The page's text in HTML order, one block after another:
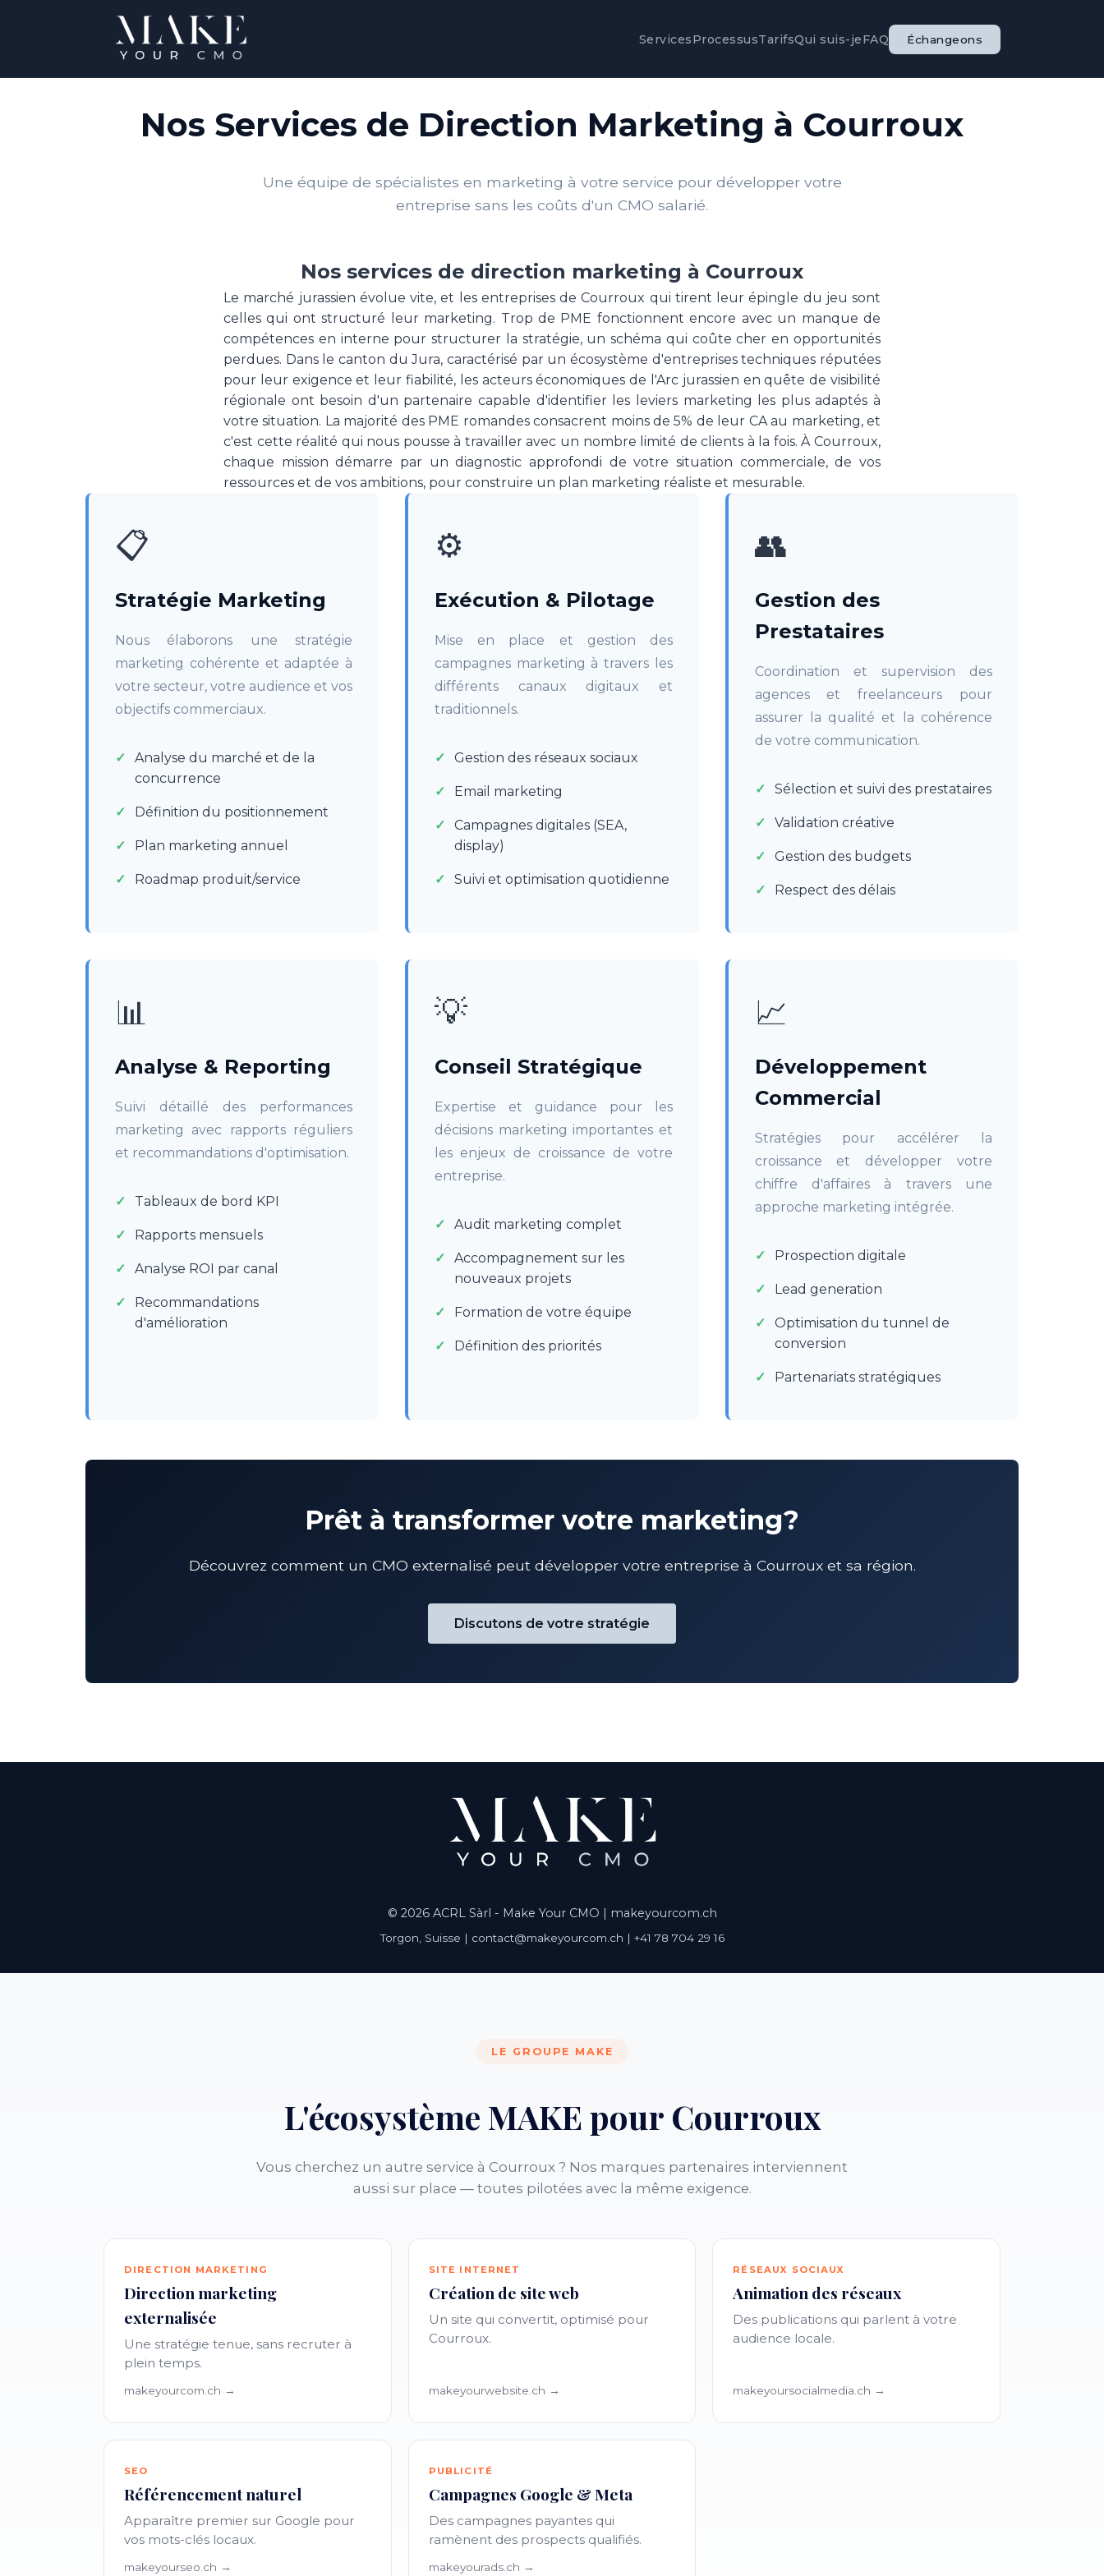
ServicesProcessusTarifsQui suis-jeFAQ Échangeons
Nos Services de Direction Marketing à Courroux
Une équipe de spécialistes en marketing à votre service pour développer votre
entreprise sans les coûts d'un CMO salarié.
Nos services de direction marketing à Courroux
Le marché jurassien évolue vite, et les entreprises de Courroux qui tirent leur épingle du jeu sont
celles qui ont structuré leur marketing. Trop de PME fonctionnent encore avec un manque de
compétences en interne pour structurer la stratégie, un schéma qui coûte cher en opportunités
perdues. Dans le canton du Jura, caractérisé par un écosystème d'entreprises techniques réputées
pour leur exigence et leur fiabilité, les acteurs économiques de l'Arc jurassien en quête de visibilité
régionale ont besoin d'un partenaire capable d'identifier les leviers marketing les plus adaptés à
votre situation. La majorité des PME romandes consacrent moins de 5% de leur CA au marketing, et
c'est cette réalité qui nous pousse à travailler avec un nombre limité de clients à la fois. À Courroux,
chaque mission démarre par un diagnostic approfondi de votre situation commerciale, de vos
ressources et de vos ambitions, pour construire un plan marketing réaliste et mesurable.
📋
Stratégie Marketing
Nous élaborons une stratégie
marketing cohérente et adaptée à
votre secteur, votre audience et vos
objectifs commerciaux.
Analyse du marché et de la
concurrence
Définition du positionnement
Plan marketing annuel
Roadmap produit/service
⚙️
Exécution & Pilotage
Mise en place et gestion des
campagnes marketing à travers les
différents canaux digitaux et
traditionnels.
Gestion des réseaux sociaux
Email marketing
Campagnes digitales (SEA,
display)
Suivi et optimisation quotidienne
👥
Gestion des
Prestataires
Coordination et supervision des
agences et freelanceurs pour
assurer la qualité et la cohérence
de votre communication.
Sélection et suivi des prestataires
Validation créative
Gestion des budgets
Respect des délais
📊
Analyse & Reporting
Suivi détaillé des performances
marketing avec rapports réguliers
et recommandations d'optimisation.
Tableaux de bord KPI
Rapports mensuels
Analyse ROI par canal
Recommandations
d'amélioration
💡
Conseil Stratégique
Expertise et guidance pour les
décisions marketing importantes et
les enjeux de croissance de votre
entreprise.
Audit marketing complet
Accompagnement sur les
nouveaux projets
Formation de votre équipe
Définition des priorités
📈
Développement
Commercial
Stratégies pour accélérer la
croissance et développer votre
chiffre d'affaires à travers une
approche marketing intégrée.
Prospection digitale
Lead generation
Optimisation du tunnel de
conversion
Partenariats stratégiques
Prêt à transformer votre marketing?
Découvrez comment un CMO externalisé peut développer votre entreprise à Courroux et sa région.
Discutons de votre stratégie
© 2026 ACRL Sàrl - Make Your CMO | makeyourcom.ch
Torgon, Suisse | contact@makeyourcom.ch | +41 78 704 29 16
LE GROUPE MAKE
L'écosystème MAKE pour Courroux
Vous cherchez un autre service à Courroux ? Nos marques partenaires interviennent
aussi sur place — toutes pilotées avec la même exigence.
DIRECTION MARKETING
Direction marketing
externalisée
Une stratégie tenue, sans recruter à
plein temps.
makeyourcom.ch →
SITE INTERNET
Création de site web
Un site qui convertit, optimisé pour
Courroux.
makeyourwebsite.ch →
RÉSEAUX SOCIAUX
Animation des réseaux
Des publications qui parlent à votre
audience locale.
makeyoursocialmedia.ch →
SEO
Référencement naturel
Apparaître premier sur Google pour
vos mots-clés locaux.
makeyourseo.ch →
PUBLICITÉ
Campagnes Google & Meta
Des campagnes payantes qui
ramènent des prospects qualifiés.
makeyourads.ch →